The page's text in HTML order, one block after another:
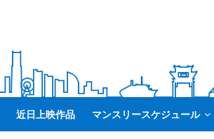
近日上映作品 マンスリースケジュール